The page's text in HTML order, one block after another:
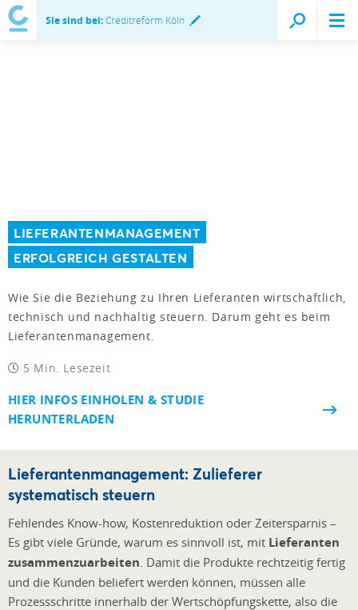
Sie sind bei:Creditreform Köln
LIEFERANTENMANAGEMENT
ERFOLGREICH GESTALTEN
Wie Sie die Beziehung zu Ihren Lieferanten wirtschaftlich,
technisch und nachhaltig steuern. Darum geht es beim
Lieferantenmanagement.
5 Min. Lesezeit
HIER INFOS EINHOLEN & STUDIE
HERUNTERLADEN
Lieferantenmanagement: Zulieferer
systematisch steuern
Fehlendes Know-how, Kostenreduktion oder Zeitersparnis –
Es gibt viele Gründe, warum es sinnvoll ist, mit Lieferanten
zusammenzuarbeiten . Damit die Produkte rechtzeitig fertig
und die Kunden beliefert werden können, müssen alle
Prozessschritte innerhalb der Wertschöpfungskette, also die